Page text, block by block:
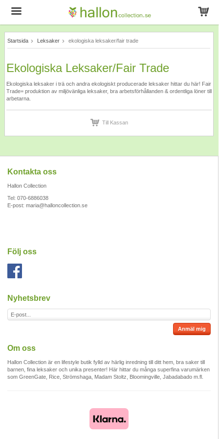
Produkten har blivit tillagd i varukorgen
Startsida Leksaker ekologiska leksaker/fair trade
Ekologiska Leksaker/fair Trade
Ekologiska leksaker i trä och andra ekologiskt producerade leksaker hittar du här! Fair
Trade= produktion av miljövänliga leksaker, bra arbetsförhållanden & ordentliga löner till
arbetarna.
Till Kassan
Kontakta oss
Hallon Collection
Tel: 070-6886038
E-post: maria@halloncollection.se
Följ oss
Nyhetsbrev
Anmäl mig
Om oss
Hallon Collection är en lifestyle butik fylld av härlig inredning till ditt hem, bra saker till
barnen, fina leksaker och unika presenter! Här hittar du många superfina varumärken
som GreenGate, Rice, Strömshaga, Madam Stoltz, Bloomingville, Jabadabado m.fl.